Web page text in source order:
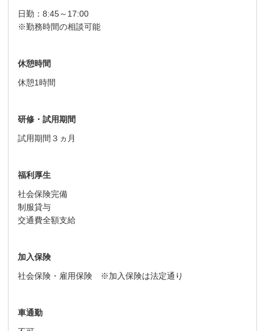
日勤：8:45～17:00
※勤務時間の相談可能
休憩時間
休憩1時間
研修・試用期間
試用期間３ヵ月
福利厚生
社会保険完備
制服貸与
交通費全額支給
加入保険
社会保険・雇用保険 ※加入保険は法定通り
車通勤